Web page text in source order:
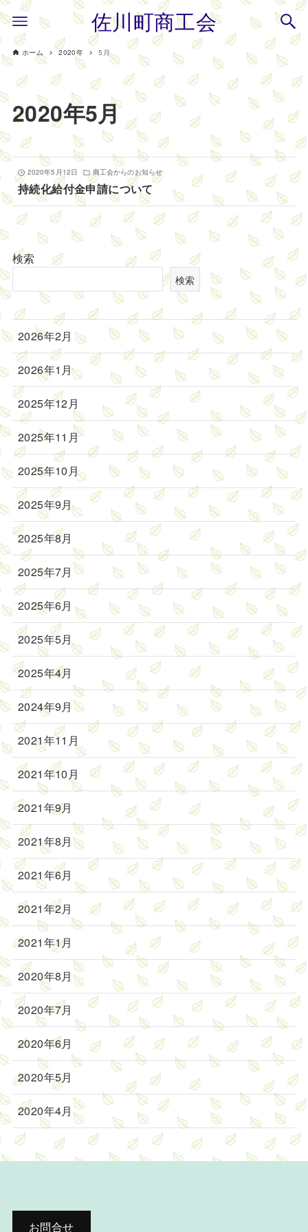
佐川町商工会
ホーム 2020年 5月
2020年5月
2020年5月12日 商工会からのお知らせ
持続化給付金申請について
検索
検索
2026年2月
2026年1月
2025年12月
2025年11月
2025年10月
2025年9月
2025年8月
2025年7月
2025年6月
2025年5月
2025年4月
2024年9月
2021年11月
2021年10月
2021年9月
2021年8月
2021年6月
2021年2月
2021年1月
2020年8月
2020年7月
2020年6月
2020年5月
2020年4月
お問合せ